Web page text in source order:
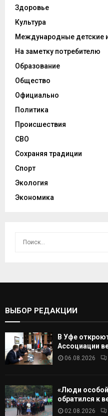
Здоровье
Культура
Международные детские
На заметку потребителю
Образование
Общество
Официально
Политика
Происшествия
СВО
Сохраняя традиции
Спорт
Экология
Экономика
ВЫБОР РЕДАКЦИИ
В Уфе
Ассоциации
06.08.2026
«Люди
обратился к
02.08.2026